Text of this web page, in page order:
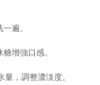
遍。
增強口感。
，調整濃淡度。